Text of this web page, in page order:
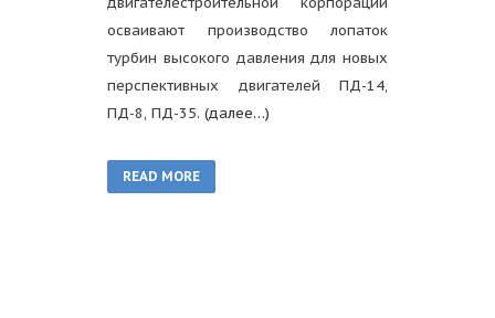
осваивают производство лопаток
турбин высокого давления для новых
перспективных двигателей ПД-14,
ПД-8, ПД-35. (далее…)
READ MORE